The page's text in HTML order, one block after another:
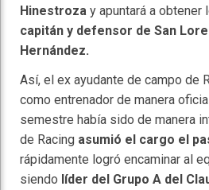
Hinestroza y apuntará a obtener
capitán y defensor de San
Hernández.
Así, el ex ayudante de campo de
como entrenador de manera
semestre había sido de manera
de Racing asumió el cargo el
rápidamente logró encaminar al
siendo líder del Grupo A del